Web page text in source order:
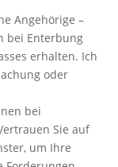
Angehörige –
bei Enterbung
erhalten. Ich
oder
bei
Sie auf
um Ihre